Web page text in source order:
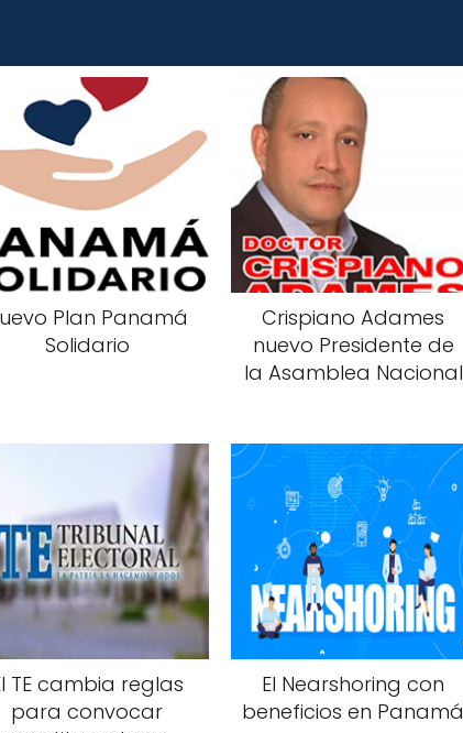
Plan Panamá
Solidario
Crispiano Adames
nuevo Presidente de
la Asamblea Nacional
TE cambia reglas
para convocar
El Nearshoring con
beneficios en Panamá